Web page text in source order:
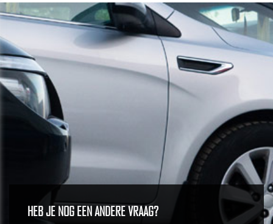
HEB JE NOG EEN ANDERE VRAAG?